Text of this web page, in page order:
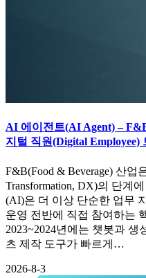
AI 에이전트(AI Agent) –
지털 직원(Digital Employee)
F&B(Food & Beverage) 산업
Transformation, DX)의 단계
(AI)은 더 이상 단순한 업무
운영 전반에 직접 참여하는
2023~2024년에는 챗봇과 생
츠 제작 도구가 빠르게…
2026-8-3